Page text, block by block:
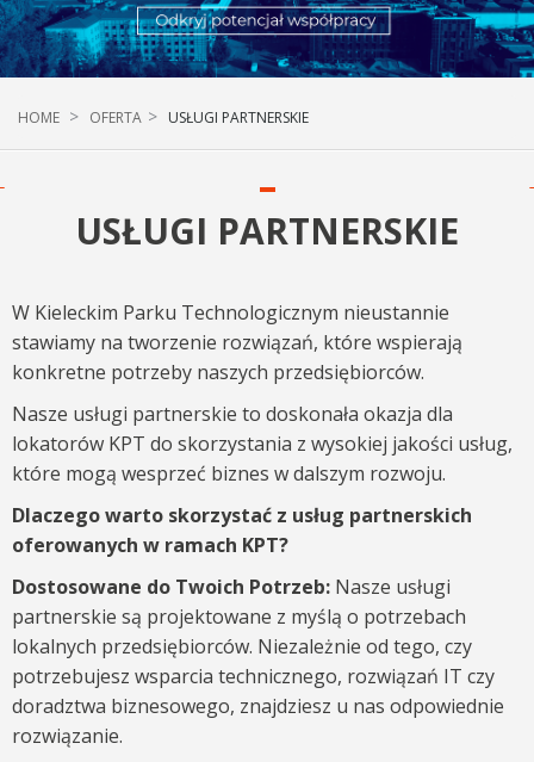
HOME OFERTA USŁUGI PARTNERSKIE
USŁUGI PARTNERSKIE
W Kieleckim Parku Technologicznym nieustannie
stawiamy na tworzenie rozwiązań, które wspierają
konkretne potrzeby naszych przedsiębiorców.
Nasze usługi partnerskie to doskonała okazja dla
lokatorów KPT do skorzystania z wysokiej jakości usług,
które mogą wesprzeć biznes w dalszym rozwoju.
Dlaczego warto skorzystać z usług partnerskich
oferowanych w ramach KPT?
Dostosowane do Twoich Potrzeb: Nasze usługi
partnerskie są projektowane z myślą o potrzebach
lokalnych przedsiębiorców. Niezależnie od tego, czy
potrzebujesz wsparcia technicznego, rozwiązań IT czy
doradztwa biznesowego, znajdziesz u nas odpowiednie
rozwiązanie.